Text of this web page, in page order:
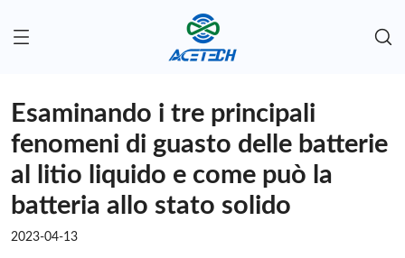
Esaminando i tre principali
fenomeni di guasto delle batterie
al litio liquido e come può la
batteria allo stato solido
2023-04-13